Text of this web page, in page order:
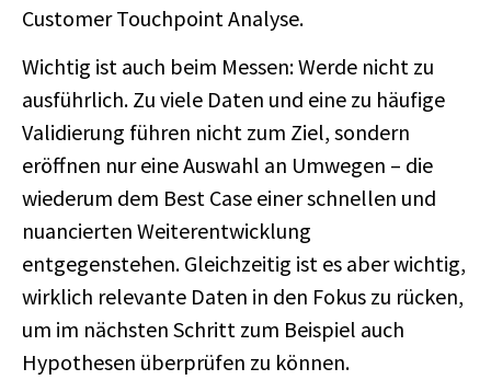
Customer Touchpoint Analyse.
Wichtig ist auch beim Messen: Werde nicht zu
ausführlich. Zu viele Daten und eine zu häufige
Validierung führen nicht zum Ziel, sondern
eröffnen nur eine Auswahl an Umwegen – die
wiederum dem Best Case einer schnellen und
nuancierten Weiterentwicklung
entgegenstehen. Gleichzeitig ist es aber wichtig,
wirklich relevante Daten in den Fokus zu rücken,
um im nächsten Schritt zum Beispiel auch
Hypothesen überprüfen zu können.